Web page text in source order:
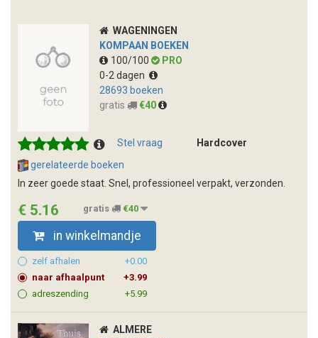
WAGENINGEN
KOMPAAN BOEKEN
100/100
PRO
0-2 dagen
28693 boeken
gratis
€40
Stel vraag
Hardcover
gerelateerde boeken
In zeer goede staat. Snel, professioneel verpakt, verzonden.
€ 5.16 gratis €40
in winkelmandje
zelf afhalen
+0.00
naar afhaalpunt
+3.99
adreszending
+5.99
ALMERE